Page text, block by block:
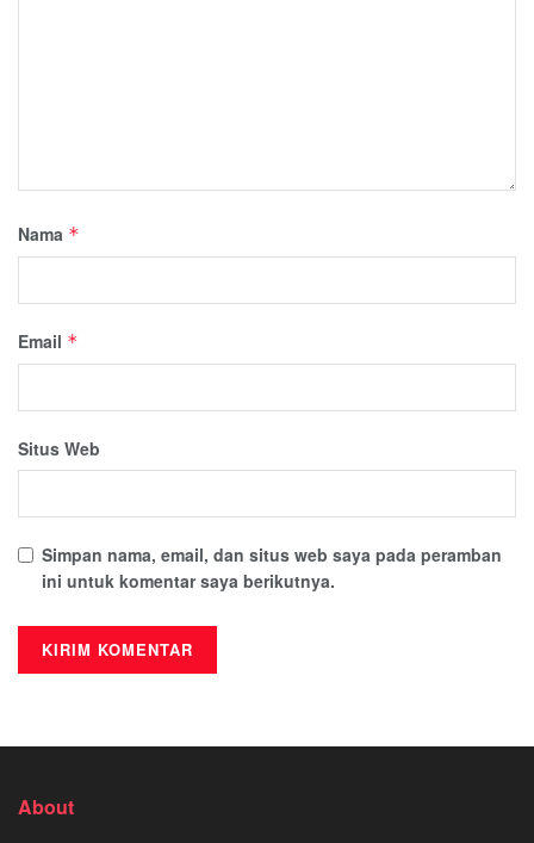
Nama *
Email *
Situs Web
Simpan nama, email, dan situs web saya pada peramban
ini untuk komentar saya berikutnya.
About